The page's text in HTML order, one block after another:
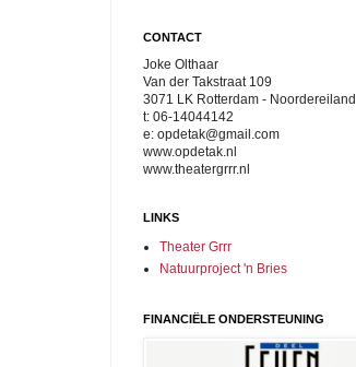
CONTACT
Joke Olthaar
Van der Takstraat 109
3071 LK Rotterdam - Noordereiland
t: 06-14044142
e: opdetak@gmail.com
www.opdetak.nl
www.theatergrrr.nl
LINKS
Theater Grrr
Natuurproject 'n Bries
FINANCIËLE ONDERSTEUNING